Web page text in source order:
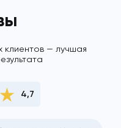
4,7
клиентов — лучшая